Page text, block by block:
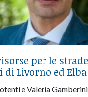
per le strade
Livorno ed Elba
e Valeria Gamberini